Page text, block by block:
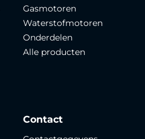
Gasmotoren
Waterstofmotoren
Onderdelen
Alle producten
Contact